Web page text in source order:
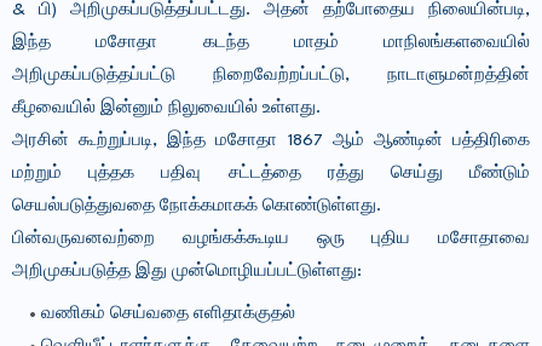
& பி) அறிமுகப்படுத்தப்பட்டது. அதன் தற்போதைய நிலையின்படி,
இந்த மசோதா கடந்த மாதம் மாநிலங்களவையில்
அறிமுகப்படுத்தப்பட்டு நிறைவேற்றப்பட்டு, நாடாளுமன்றத்தின்
கீழவையில் இன்னும் நிலுவையில் உள்ளது.
அரசின் கூற்றுப்படி, இந்த மசோதா 1867 ஆம் ஆண்டின் பத்திரிகை
மற்றும் புத்தக பதிவு சட்டத்தை ரத்து செய்து மீண்டும்
செயல்படுத்துவதை நோக்கமாகக் கொண்டுள்ளது.
பின்வருவனவற்றை வழங்கக்கூடிய ஒரு புதிய மசோதாவை
அறிமுகப்படுத்த இது முன்மொழியப்பட்டுள்ளது:
வணிகம் செய்வதை எளிதாக்குதல்